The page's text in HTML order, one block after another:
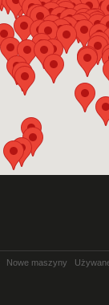
Nowe maszyny